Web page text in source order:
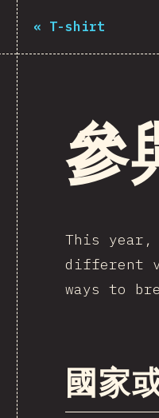
2021
« T-shirt
參
This
different
ways to
國家